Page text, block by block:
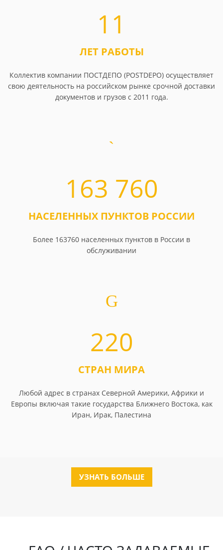
11
ЛЕТ РАБОТЫ
Коллектив компании ПОСТДЕПО (POSTDEPO) осуществляет
свою деятельность на российском рынке срочной доставки
документов и грузов с 2011 года.
163 760
НАСЕЛЕННЫХ ПУНКТОВ РОССИИ
Более 163760 населенных пунктов в России в
обслуживании
220
СТРАН МИРА
Любой адрес в странах Северной Америки, Африки и
Европы включая такие государства Ближнего Востока, как
Иран, Ирак, Палестина
УЗНАТЬ БОЛЬШЕ